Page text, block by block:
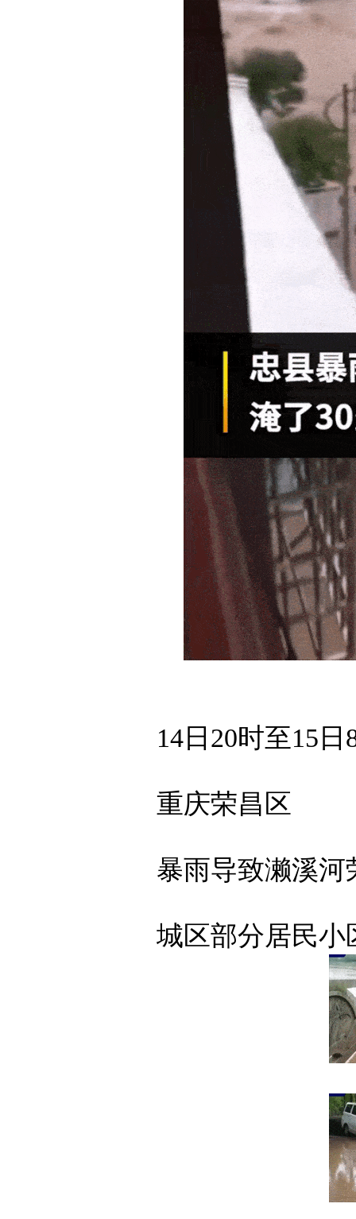
14日20时至15日
重庆荣昌区
暴雨导致濑溪河
城区部分居民小